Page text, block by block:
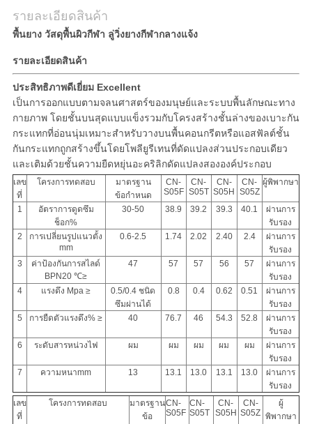
รายละเอียดสินค้า
พื้นยาง วัสดุพื้นผิวกีฬา ลู่วิ่งยางกีฬากลางแจ้ง
รายละเอียดสินค้า
ประสิทธิภาพดีเยี่ยม Excellent
เป็นการออกแบบตามจลนศาสตร์ของมนุษย์และระบบพื้นลักษณะทาง
กายภาพ โดยชั้นบนสุดแบบแข็งรวมกับโครงสร้างชั้นล่างของเบาะกัน
กระแทกที่อ่อนนุ่มเหมาะสำหรับวางบนพื้นคอนกรีตหรือแอสฟัลต์ชั้น
กันกระแทกถูกสร้างขึ้นโดยโพลียูรีเทนที่ดัดแปลงส่วนประกอบเดียว
และเติมด้วยชั้นความยืดหยุ่นอะคริลิกดัดแปลงสององค์ประกอบ
เลข
ที่
โครงการทดสอบ
มาตรฐาน
ข้อกำหนด
CN-
S05F
CN-
S05T
CN-
S05H
CN-
S05Z
ผู้พิพากษา
1
อัตราการดูดซึม
ช็อก%
30-50 38.9 39.2 39.3 40.1
ผ่านการ
รับรอง
2
การเปลี่ยนรูปแนวตั้ง
mm
0.6-2.5 1.74 2.02 2.40 2.4
ผ่านการ
รับรอง
3
ค่าป้องกันการสไลด์
BPN20 ℃≥
47 57 57 56 57
ผ่านการ
รับรอง
4
แรงดึง Mpa ≥
0.5/0.4 ชนิด
ซึมผ่านได้
0.8 0.4 0.62 0.51
ผ่านการ
รับรอง
5
การยืดตัวแรงดึง% ≥ 40 76.7 46 54.3 52.8
ผ่านการ
รับรอง
6
ระดับสารหน่วงไฟ ผม ผม ผม ผม ผม
ผ่านการ
รับรอง
7
ความหนาmm 13 13.1 13.0 13.1 13.0
ผ่านการ
รับรอง
เลข
ที่
โครงการทดสอบ
มาตรฐาน
ข้อ
CN-
S05F
CN-
S05T
CN-
S05H
CN-
S05Z
ผู้
พิพากษา